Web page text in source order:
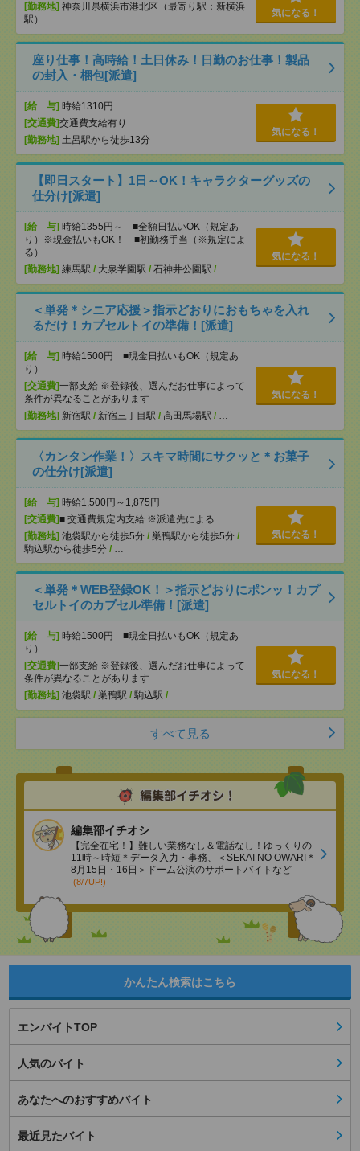
[勤務地] 神奈川県横浜市港北区（最寄り駅：新横浜
駅）
気になる！
座り仕事！高時給！土日休み！日勤のお仕事！製品
の封入・梱包[派遣]
[給 与] 時給1310円
[交通費]交通費支給有り
[勤務地] 土呂駅から徒歩13分
気になる！
【即日スタート】1日～OK！キャラクターグッズの
仕分け[派遣]
[給 与] 時給1355円～ ■全額日払いOK（規定あ
り）※現金払いもOK！ ■初勤務手当（※規定によ
る）
[勤務地] 練馬駅 / 大泉学園駅 / 石神井公園駅 / …
気になる！
＜単発＊シニア応援＞指示どおりにおもちゃを入れ
るだけ！カプセルトイの準備！[派遣]
[給 与] 時給1500円 ■現金日払いもOK（規定あ
り）
[交通費]一部支給 ※登録後、選んだお仕事によって
条件が異なることがあります
[勤務地] 新宿駅 / 新宿三丁目駅 / 高田馬場駅 / …
気になる！
〈カンタン作業！〉スキマ時間にサクッと＊お菓子
の仕分け[派遣]
[給 与] 時給1,500円～1,875円
[交通費]■ 交通費規定内支給 ※派遣先による
[勤務地] 池袋駅から徒歩5分 / 巣鴨駅から徒歩5分 /
駒込駅から徒歩5分 / …
気になる！
＜単発＊WEB登録OK！＞指示どおりにポンッ！カプ
セルトイのカプセル準備！[派遣]
[給 与] 時給1500円 ■現金日払いもOK（規定あ
り）
[交通費]一部支給 ※登録後、選んだお仕事によって
条件が異なることがあります
[勤務地] 池袋駅 / 巣鴨駅 / 駒込駅 / …
気になる！
すべて見る
編集部イチオシ
【完全在宅！】難しい業務なし＆電話なし！ゆっくりの
11時～時短＊データ入力・事務、＜SEKAI NO OWARI＊
8月15日・16日＞ドーム公演のサポートバイトなど
(8/7UP!)
かんたん検索はこちら
エンバイトTOP
人気のバイト
あなたへのおすすめバイト
最近見たバイト